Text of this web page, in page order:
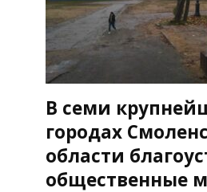
В семи
городах
области
общественные